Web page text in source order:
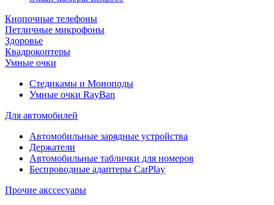
Кнопочные телефоны
Петличные микрофоны
Здоровье
Квадрокоптеры
Умные очки
Стедикамы и Моноподы
Умные очки RayBan
Для автомобилей
Автомобильные зарядные устройства
Держатели
Автомобильные таблички для номеров
Беспроводные адаптеры CarPlay
Прочие акссесуары